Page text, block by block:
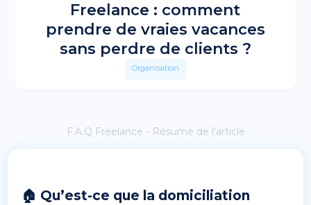
Freelance : comment
prendre de vraies vacances
sans perdre de clients ?
Organisation
F.A.Q Freelance - Résumé de l'article
🏠 Qu’est-ce que la domiciliation